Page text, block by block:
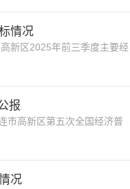
情况
新区2025年前三季度主要经
报
市高新区第五次全国经济普
况